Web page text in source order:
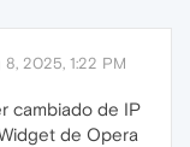
8, 2025, 1:22 PM
cambiado de IP
de Opera